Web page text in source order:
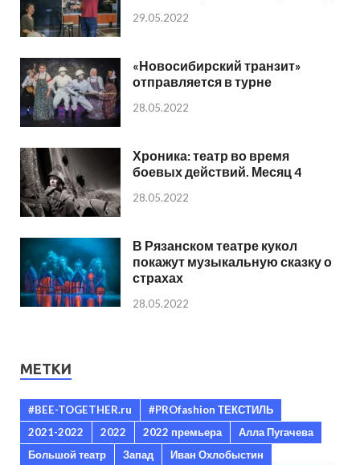
29.05.2022
«Новосибирский транзит»
отправляется в турне
28.05.2022
Хроника: театр во время
боевых действий. Месяц 4
28.05.2022
В Рязанском театре кукол
покажут музыкальную сказку о
страхах
28.05.2022
МЕТКИ
#BEE-TOGETHER.ru
#PROfashion ТЕКСТИЛЬ
2021-2022
2022 2022 премьера
Алла Пугачева
Большой театр
Запад
Иван Охлобыстин